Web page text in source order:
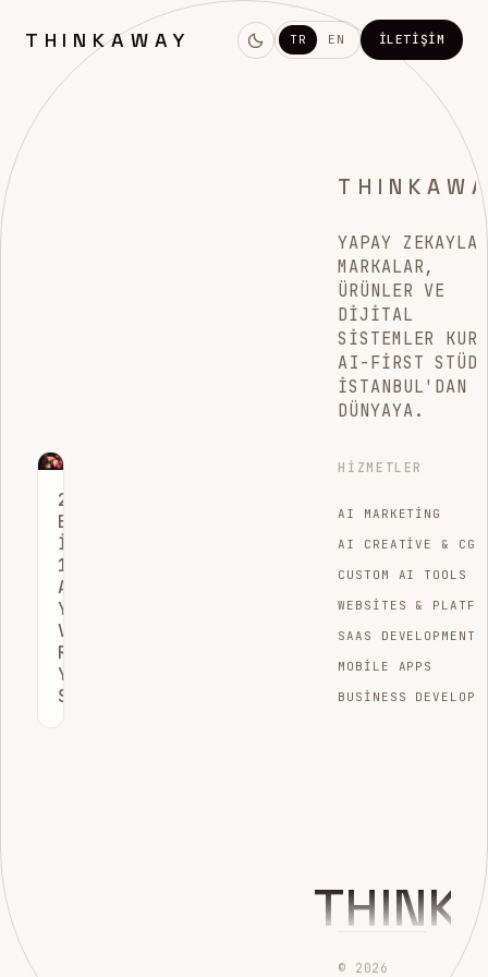
THINKAWAY TR EN İLETIŞIM
2026’NIN
EN
İYI
12
ATIF
YÖNETIMI
VE
REFERANS
YAZILIMI
SEÇENEĞI
YAPAY ZEKAYLA
MARKALAR,
ÜRÜNLER VE
DIJITAL
SISTEMLER
AI-FIRST
İSTANBUL'DAN
DÜNYAYA.
HIZMETLER
AI MARKETING
AI CREATIVE & CGI
CUSTOM AI TOOLS
WEBSITES &
SAAS DEVELOPMENT
MOBILE APPS
BUSINESS
© 2026